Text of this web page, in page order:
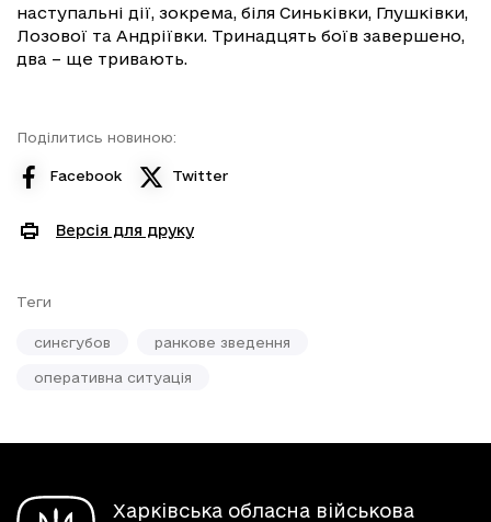
наступальні дії, зокрема, біля Синьківки, Глушківки,
Лозової та Андріївки. Тринадцять боїв завершено,
два – ще тривають.
Поділитись новиною:
Facebook Twitter
Версія для друку
Теги
синєгубов ранкове зведення
оперативна ситуація
Харківська обласна військова